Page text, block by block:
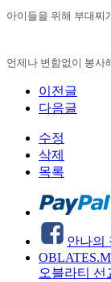
아이들을 위해 부대찌
언제나 변함없이 봉사
이전글
다음글
수정
삭제
목록
안나의
오블라티 선